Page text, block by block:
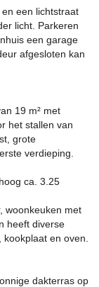
een lichtstraat
licht. Parkeren
een garage
afgesloten kan
19 m² met
het stallen van
grote
verdieping.
ca. 3.25
woonkeuken met
heeft diverse
en oven.
dakterras op